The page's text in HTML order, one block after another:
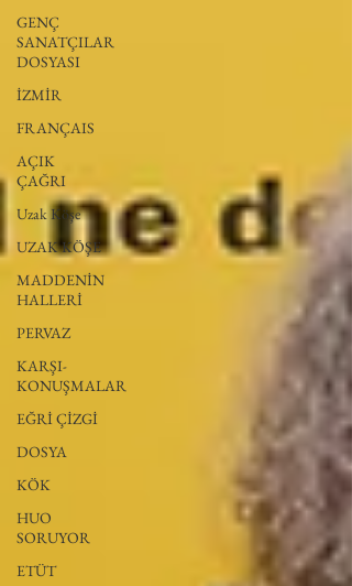
GENÇ
SANATÇILAR
DOSYASI
İZMİR
FRANÇAIS
AÇIK
ÇAĞRI
Uzak Köşe
UZAK KÖŞE
MADDENİN
HALLERİ
PERVAZ
KARŞI-
KONUŞMALAR
EĞRİ ÇİZGİ
DOSYA
KÖK
HUO
SORUYOR
ETÜT